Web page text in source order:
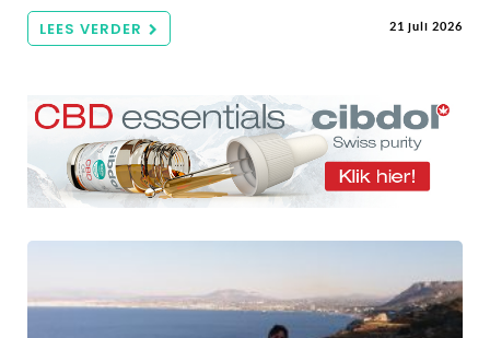
LEES VERDER 21 juli 2026